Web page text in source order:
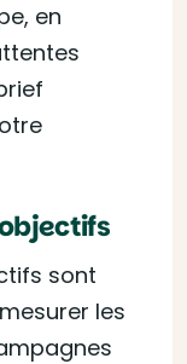
en
sont
les